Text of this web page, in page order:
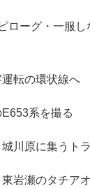
ローグ・一服
転の環状線へ
系を撮る
川原に集うト
岩瀬のタチア